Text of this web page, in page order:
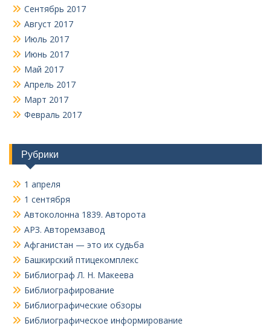
Сентябрь 2017
Август 2017
Июль 2017
Июнь 2017
Май 2017
Апрель 2017
Март 2017
Февраль 2017
Рубрики
1 апреля
1 сентября
Автоколонна 1839. Авторота
АРЗ. Авторемзавод
Афганистан — это их судьба
Башкирский птицекомплекс
Библиограф Л. Н. Макеева
Библиографирование
Библиографические обзоры
Библиографическое информирование